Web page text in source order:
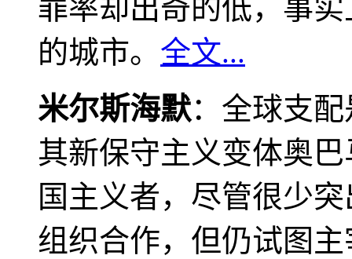
罪率却出奇的低，事
的城市。 全文...
米尔斯海默：全球支
其新保守主义变体奥
国主义者，尽管很少
组织合作，但仍试图